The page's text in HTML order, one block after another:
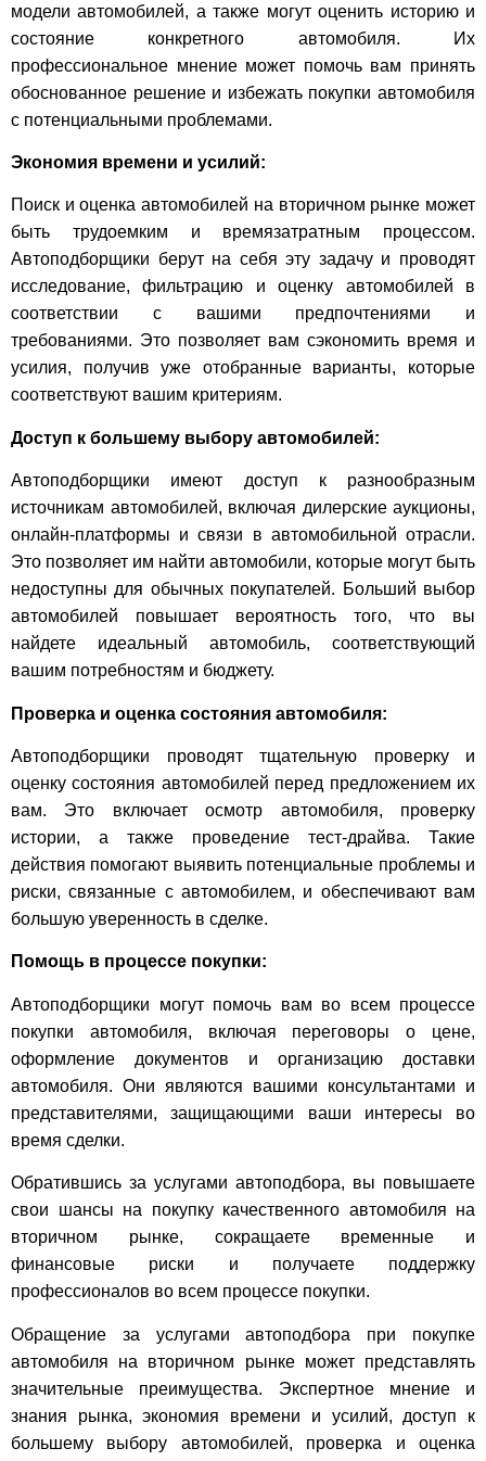
модели автомобилей, а также могут оценить историю и
состояние конкретного автомобиля. Их
профессиональное мнение может помочь вам принять
обоснованное решение и избежать покупки автомобиля
с потенциальными проблемами.
Экономия времени и усилий:
Поиск и оценка автомобилей на вторичном рынке может
быть трудоемким и времязатратным процессом.
Автоподборщики берут на себя эту задачу и проводят
исследование, фильтрацию и оценку автомобилей в
соответствии с вашими предпочтениями и
требованиями. Это позволяет вам сэкономить время и
усилия, получив уже отобранные варианты, которые
соответствуют вашим критериям.
Доступ к большему выбору автомобилей:
Автоподборщики имеют доступ к разнообразным
источникам автомобилей, включая дилерские аукционы,
онлайн-платформы и связи в автомобильной отрасли.
Это позволяет им найти автомобили, которые могут быть
недоступны для обычных покупателей. Больший выбор
автомобилей повышает вероятность того, что вы
найдете идеальный автомобиль, соответствующий
вашим потребностям и бюджету.
Проверка и оценка состояния автомобиля:
Автоподборщики проводят тщательную проверку и
оценку состояния автомобилей перед предложением их
вам. Это включает осмотр автомобиля, проверку
истории, а также проведение тест-драйва. Такие
действия помогают выявить потенциальные проблемы и
риски, связанные с автомобилем, и обеспечивают вам
большую уверенность в сделке.
Помощь в процессе покупки:
Автоподборщики могут помочь вам во всем процессе
покупки автомобиля, включая переговоры о цене,
оформление документов и организацию доставки
автомобиля. Они являются вашими консультантами и
представителями, защищающими ваши интересы во
время сделки.
Обратившись за услугами автоподбора, вы повышаете
свои шансы на покупку качественного автомобиля на
вторичном рынке, сокращаете временные и
финансовые риски и получаете поддержку
профессионалов во всем процессе покупки.
Обращение за услугами автоподбора при покупке
автомобиля на вторичном рынке может представлять
значительные преимущества. Экспертное мнение и
знания рынка, экономия времени и усилий, доступ к
большему выбору автомобилей, проверка и оценка